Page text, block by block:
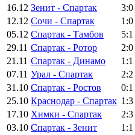
16.12 Зенит - Спартак 3:0
12.12 Сочи - Спартак 1:0
05.12 Спартак - Тамбов 5:1
29.11 Спартак - Ротор 2:0
21.11 Спартак - Динамо 1:1
07.11 Урал - Спартак 2:2
31.10 Спартак - Ростов 0:1
25.10 Краснодар - Спартак 1:3
17.10 Химки - Спартак 2:3
03.10 Спартак - Зенит 1:1